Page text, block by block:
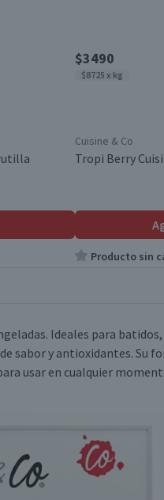
$3490
$8725 x kg
Cuisine & Co
Tropi Berry
Producto sin
Ideales para
sabor y antioxidantes. Su
usar en cualquier